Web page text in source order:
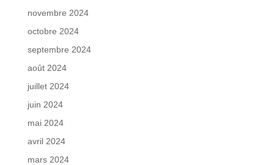
novembre 2024
octobre 2024
septembre 2024
août 2024
juillet 2024
juin 2024
mai 2024
avril 2024
mars 2024